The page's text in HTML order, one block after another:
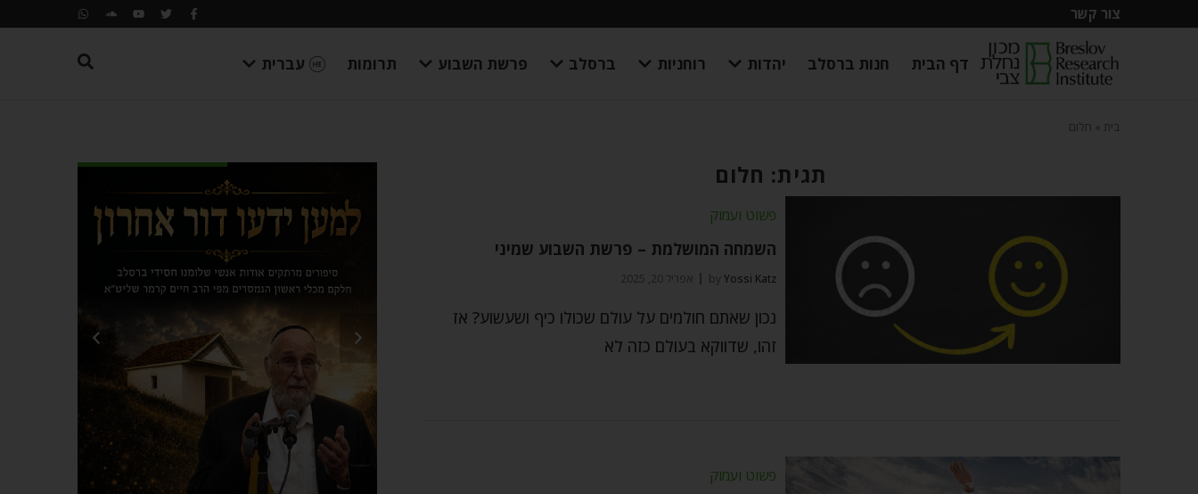
צור קשר
דף הבית חנות ברסלב יהדות רוחניות ברסלב פרשת השבוע תרומות עברית
בית חלום
תגית: חלום
פשוט ועמוק
השמחה המושלמת – פרשת השבוע שמיני
by Yossi Katz אפריל 20, 2025
נכון שאתם חולמים על עולם שכולו כיף ושעשוע? אז
זהו, שדווקא בעולם כזה לא
פשוט ועמוק